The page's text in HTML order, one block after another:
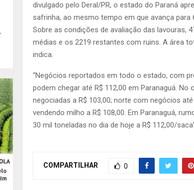
divulgado pelo Deral/PR, o estado do Paraná
safrinha, ao mesmo tempo em que avança
Sobre as condições de avaliação das lavouras,
médias e os 2219 restantes com ruins. A área
indica.
“Negócios reportados em todo o estado, com
podem chegar até R$ 112,00 em Paranaguá.
negociadas a R$ 103,00; norte com negócios
vendendo milho a R$ 108,00. Em Paranaguá,
30 mil toneladas no dia de hoje a R$ 112,00/
COMPARTILHAR 0